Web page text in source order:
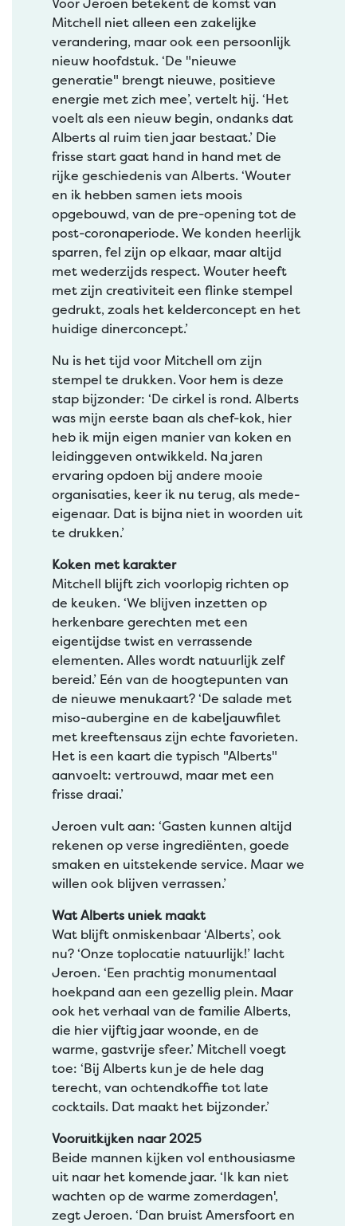
Voor Jeroen betekent de komst van
Mitchell niet alleen een zakelijke
verandering, maar ook een persoonlijk
nieuw hoofdstuk. ‘De "nieuwe
generatie" brengt nieuwe, positieve
energie met zich mee’, vertelt hij. ‘Het
voelt als een nieuw begin, ondanks dat
Alberts al ruim tien jaar bestaat.’ Die
frisse start gaat hand in hand met de
rijke geschiedenis van Alberts. ‘Wouter
en ik hebben samen iets moois
opgebouwd, van de pre-opening tot de
post-coronaperiode. We konden heerlijk
sparren, fel zijn op elkaar, maar altijd
met wederzijds respect. Wouter heeft
met zijn creativiteit een flinke stempel
gedrukt, zoals het kelderconcept en het
huidige dinerconcept.’
Nu is het tijd voor Mitchell om zijn
stempel te drukken. Voor hem is deze
stap bijzonder: ‘De cirkel is rond. Alberts
was mijn eerste baan als chef-kok, hier
heb ik mijn eigen manier van koken en
leidinggeven ontwikkeld. Na jaren
ervaring opdoen bij andere mooie
organisaties, keer ik nu terug, als mede-
eigenaar. Dat is bijna niet in woorden uit
te drukken.’
Koken met karakter
Mitchell blijft zich voorlopig richten op
de keuken. ‘We blijven inzetten op
herkenbare gerechten met een
eigentijdse twist en verrassende
elementen. Alles wordt natuurlijk zelf
bereid.’ Eén van de hoogtepunten van
de nieuwe menukaart? ‘De salade met
miso-aubergine en de kabeljauwfilet
met kreeftensaus zijn echte favorieten.
Het is een kaart die typisch "Alberts"
aanvoelt: vertrouwd, maar met een
frisse draai.’
Jeroen vult aan: ‘Gasten kunnen altijd
rekenen op verse ingrediënten, goede
smaken en uitstekende service. Maar we
willen ook blijven verrassen.’
Wat Alberts uniek maakt
Wat blijft onmiskenbaar ‘Alberts’, ook
nu? ‘Onze toplocatie natuurlijk!’ lacht
Jeroen. ‘Een prachtig monumentaal
hoekpand aan een gezellig plein. Maar
ook het verhaal van de familie Alberts,
die hier vijftig jaar woonde, en de
warme, gastvrije sfeer.’ Mitchell voegt
toe: ‘Bij Alberts kun je de hele dag
terecht, van ochtendkoffie tot late
cocktails. Dat maakt het bijzonder.’
Vooruitkijken naar 2025
Beide mannen kijken vol enthousiasme
uit naar het komende jaar. ‘Ik kan niet
wachten op de warme zomerdagen',
zegt Jeroen. ‘Dan bruist Amersfoort en